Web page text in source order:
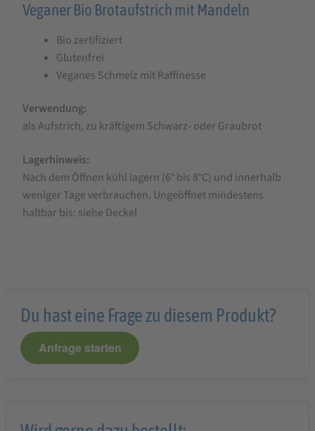
Zwergenwiese
Mandelschmelz,
150
Veganer Bio Brotaufstrich mit Mandeln
Bio zertifiziert
Glutenfrei
Veganes Schmelz mit Raffinesse
Verwendung:
als Aufstrich, zu kräftigem Schwarz- oder Graubrot
Lagerhinweis:
Nach dem Öffnen kühl lagern (6° bis 8°C) und innerhalb
weniger Tage verbrauchen. Ungeöffnet mindestens
haltbar bis: siehe Deckel
Du hast eine Frage zu diesem Produkt?
Anfrage starten